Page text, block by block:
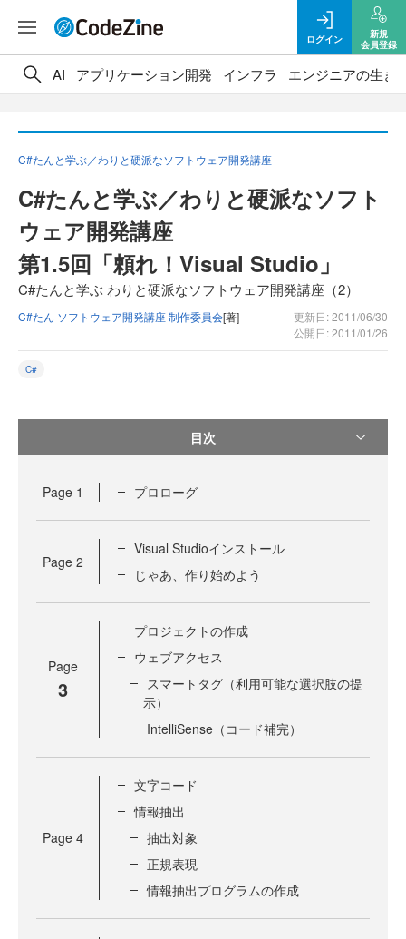
ログイン
新規
会員登録
AI アプリケーション開発 インフラ エンジニアの生き
C#たんと学ぶ／わりと硬派なソフトウェア開発講座
C#たんと学ぶ／わりと硬派なソフト
ウェア開発講座
第1.5回「頼れ！Visual Studio」
C#たんと学ぶ わりと硬派なソフトウェア開発講座（2）
C#たん ソフトウェア開発講座 制作委員会[著]
更新日: 2011/06/30
公開日: 2011/01/26
C#
目次
Page 1 プロローグ
Page 2
Visual Studioインストール
じゃあ、作り始めよう
Page
3
プロジェクトの作成
ウェブアクセス
スマートタグ（利用可能な選択肢の提
示）
IntelliSense（コード補完）
Page 4
文字コード
情報抽出
抽出対象
正規表現
情報抽出プログラムの作成